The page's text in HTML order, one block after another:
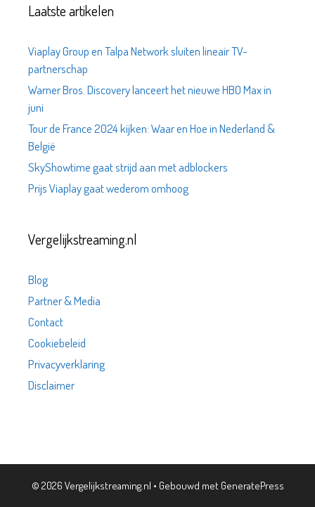
Laatste artikelen
Viaplay Group en Talpa Network sluiten lineair TV-
partnerschap
Warner Bros. Discovery lanceert het nieuwe HBO Max in
juni
Tour de France 2024 kijken: Waar en Hoe in Nederland &
België
SkyShowtime gaat strijd aan met adblockers
Prijs Viaplay gaat wederom omhoog
Vergelijkstreaming.nl
Blog
Partner & Media
Contact
Cookiebeleid
Privacyverklaring
Disclaimer
© 2026 Vergelijkstreaming.nl • Gebouwd met GeneratePress